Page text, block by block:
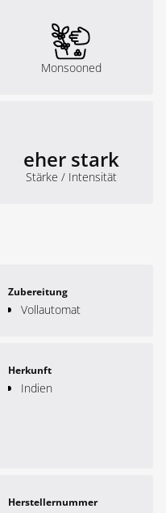
Monsooned
eher stark
Stärke / Intensität
Zubereitung
Vollautomat
Herkunft
Indien
Herstellernummer